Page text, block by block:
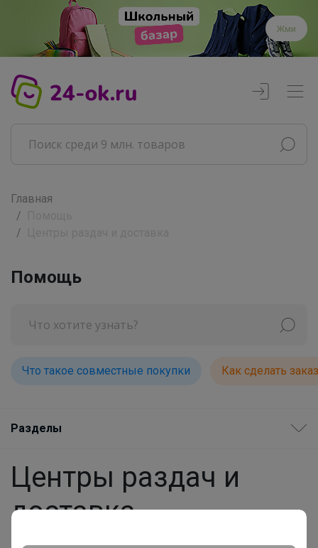
Жми
Главная
Помощь
Что такое совместные покупки Как сделать заказ
Разделы
Центры раздач и
доставка